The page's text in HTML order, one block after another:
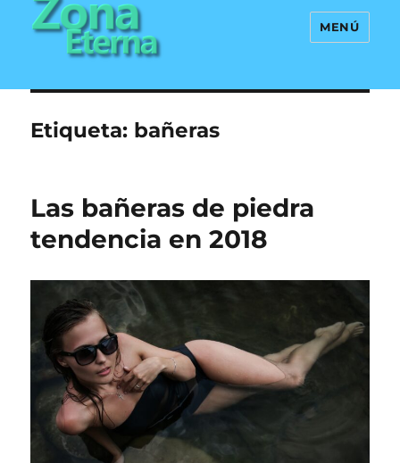
Zona Eterna
MENÚ
Etiqueta: bañeras
Las bañeras de piedra
tendencia en 2018